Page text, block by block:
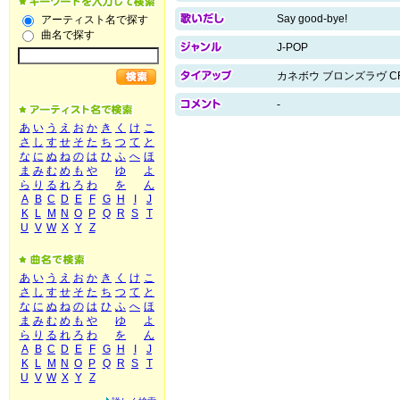
アーティスト名で探す
曲名で探す
あ い う え お か き く け こ
さ し す せ そ た ち つ て と
な に ぬ ね の は ひ ふ へ ほ
ま み む め も や ゆ
よ
ら り る れ ろ わ を
ん
A
B C D E F G H
J
K
L M N O P Q R S
T
U V W X Y Z
あ い う え お か き く け こ
さ し す せ そ た ち つ て と
な に ぬ ね の は ひ ふ へ ほ
ま み む め も や ゆ
よ
ら り る れ ろ わ を
ん
A
B C D E F G H
J
K
L M N O P Q R S
T
U V W X Y Z
Say good-bye!
J-POP
カネボウ ブロンズラヴ
-